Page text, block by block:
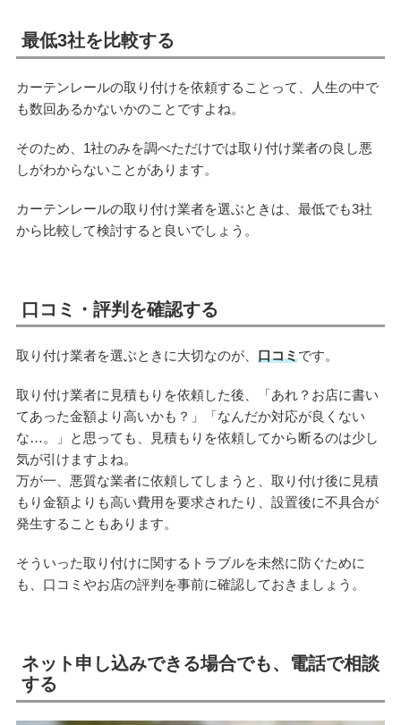
最低3社を比較する
カーテンレールの取り付けを依頼することって、人生の中で
も数回あるかないかのことですよね。
そのため、1社のみを調べただけでは取り付け業者の良し悪
しがわからないことがあります。
カーテンレールの取り付け業者を選ぶときは、最低でも3社
から比較して検討すると良いでしょう。
口コミ・評判を確認する
取り付け業者を選ぶときに大切なのが、 口コミです。
取り付け業者に見積もりを依頼した後、「あれ？お店に書い
てあった金額より高いかも？」「なんだか対応が良くない
な…。」と思っても、見積もりを依頼してから断るのは少し
気が引けますよね。
万が一、悪質な業者に依頼してしまうと、取り付け後に見積
もり金額よりも高い費用を要求されたり、設置後に不具合が
発生することもあります。
そういった取り付けに関するトラブルを未然に防ぐために
も、口コミやお店の評判を事前に確認しておきましょう。
ネット申し込みできる場合でも、電話で相談
する